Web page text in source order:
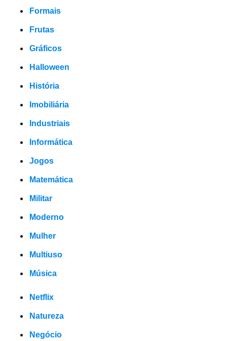
Formais
Frutas
Gráficos
Halloween
História
Imobiliária
Industriais
Informática
Jogos
Matemática
Militar
Moderno
Mulher
Multiuso
Música
Netflix
Natureza
Negócio